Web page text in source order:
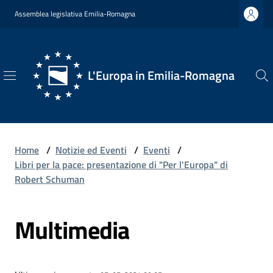
Vai al contenuto
Vai alla navigazione
Vai al footer
Assemblea legislativa Emilia-Romagna
L'Europa in Emilia-Romagna
L'Europa
Romagna
Siamo
Home / Notizie ed Eventi / Eventi /
Libri per la pace: presentazione di "Per l'Europa" di
Robert Schuman
Multimedia